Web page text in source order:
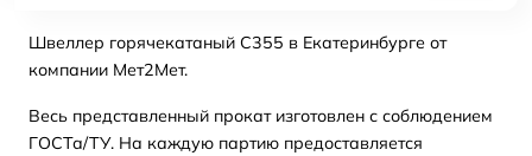
Швеллер горячекатаный С355 в Екатеринбурге от
компании Мет2Мет.
Весь представленный прокат изготовлен с соблюдением
ГОСТа/ТУ. На каждую партию предоставляется